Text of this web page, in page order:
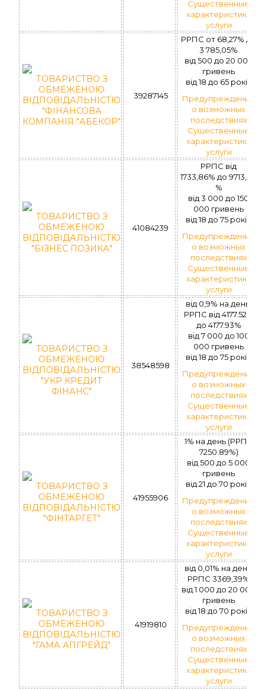
Существенные
характеристики
услуги
ТОВАРИСТВО З
ОБМЕЖЕНОЮ
ВІДПОВІДАЛЬНІСТЮ
"ФІНАНСОВА
КОМПАНІЯ "АБЕКОР"
39287145
РРПС от 68,27% до
3 785,05%
вiд 500 до 20 000
гривень
вiд 18 до 65 рокiв
Предупреждение
о возможных
последствиях
Существенные
характеристики
услуги
ТОВАРИСТВО З
ОБМЕЖЕНОЮ
ВІДПОВІДАЛЬНІСТЮ
"БІЗНЕС ПОЗИКА"
41084239
РРПС вiд
1733,86% до 9713,03
%
вiд 3 000 до 150
000 гривень
вiд 18 до 75 рокiв
Предупреждение
о возможных
последствиях
Существенные
характеристики
услуги
ТОВАРИСТВО З
ОБМЕЖЕНОЮ
ВІДПОВІДАЛЬНІСТЮ
"УКР КРЕДИТ
ФІНАНС"
38548598
від 0,9% на день,
РРПС вiд 4177.52%
до 4177.93%
вiд 7 000 до 100
000 гривень
вiд 18 до 75 рокiв
Предупреждение
о возможных
последствиях
Существенные
характеристики
услуги
ТОВАРИСТВО З
ОБМЕЖЕНОЮ
ВІДПОВІДАЛЬНІСТЮ
"ФІНТАРГЕТ"
41955906
1% на день (РРПС
7250.89%)
вiд 500 до 5 000
гривень
вiд 21 до 70 рокiв
Предупреждение
о возможных
последствиях
Существенные
характеристики
услуги
ТОВАРИСТВО З
ОБМЕЖЕНОЮ
ВІДПОВІДАЛЬНІСТЮ
"ГАМА АПГРЕЙД"
41919810
від 0,01% на день.
РРПС 3369,39%
вiд 1 000 до 20 000
гривень
вiд 18 до 70 рокiв
Предупреждение
о возможных
последствиях
Существенные
характеристики
услуги